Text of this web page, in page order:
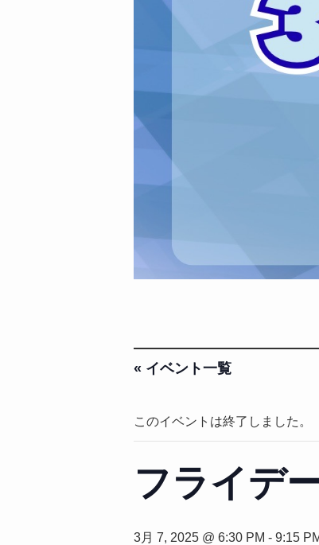
« イベント一覧
このイベントは終了しました。
フライデ
3月 7, 2025 @ 6:30 PM - 9:15